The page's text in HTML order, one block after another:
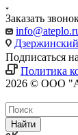
Заказать
Подписаться
Политика
2026 © ООО
Найти